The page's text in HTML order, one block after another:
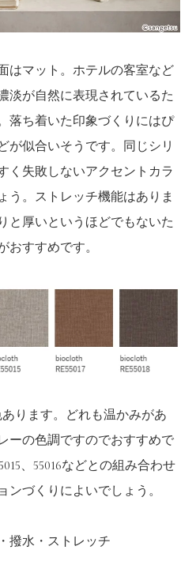
はマット。ホテルの客室など
淡が自然に表現されているた
落ち着いた印象づくりにはぴ
が似合いそうです。同じシリ
く失敗しないアクセントカラ
う。ストレッチ機能はありま
と厚いというほどでもないた
すすめです。
ります。どれも温かみがあ
ーの色調ですのでおすすめで
、55016などとの組み合わせ
づくりによいでしょう。
撥水・ストレッチ